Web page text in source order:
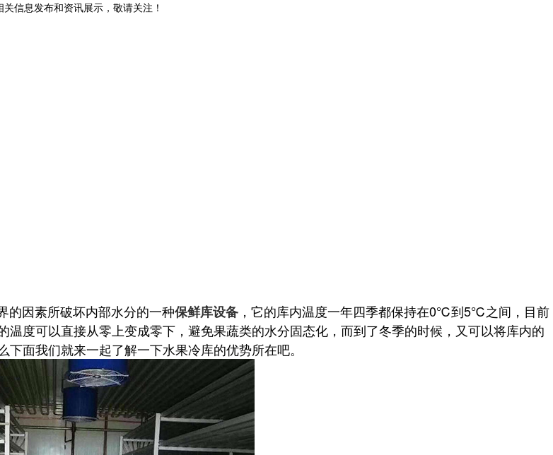
信息发布和资讯展示，敬请关注！
因素所破坏内部水分的一种保鲜库设备 ，它的库内温度一年四季都保持在0℃到5℃之间，目前
度可以直接从零上变成零下，避免果蔬类的水分固态化，而到了冬季的时候，又可以将库内的
面我们就来一起了解一下水果冷库的优势所在吧。